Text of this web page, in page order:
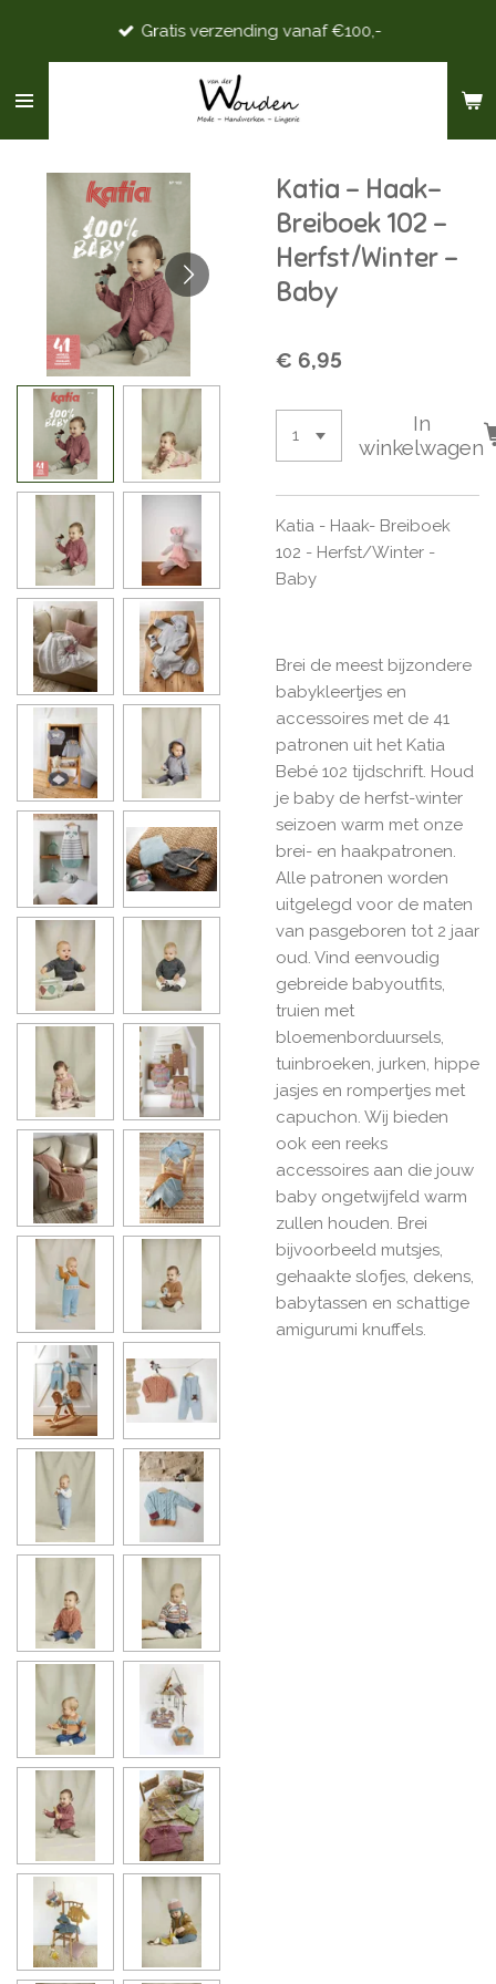
de
Gratis verzending vanaf €100,-
Katia - Haak-
Breiboek 102 -
Herfst/Winter -
Baby
€ 6,95
In
winkelwagen
Katia - Haak- Breiboek
102 - Herfst/Winter -
Baby
Brei de meest bijzondere
babykleertjes en
accessoires met de 41
patronen uit het Katia
Bebé 102 tijdschrift. Houd
je baby de herfst-winter
seizoen warm met onze
brei- en haakpatronen.
Alle patronen worden
uitgelegd voor de maten
van pasgeboren tot 2 jaar
oud. Vind eenvoudig
gebreide babyoutfits,
truien met
bloemenborduursels,
tuinbroeken, jurken, hippe
jasjes en rompertjes met
capuchon. Wij bieden
ook een reeks
accessoires aan die jouw
baby ongetwijfeld warm
zullen houden. Brei
bijvoorbeeld mutsjes,
gehaakte slofjes, dekens,
babytassen en schattige
amigurumi knuffels.